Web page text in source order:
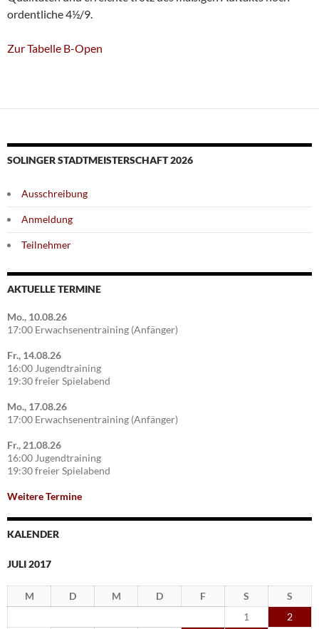
ordentliche 4½/9.
Zur Tabelle B-Open
SOLINGER STADTMEISTERSCHAFT 2026
Ausschreibung
Anmeldung
Teilnehmer
AKTUELLE TERMINE
Mo., 10.08.26
17:00 Erwachsenentraining (Anfänger)
Fr., 14.08.26
16:00 Jugendtraining
19:30 freier Spielabend
Mo., 17.08.26
17:00 Erwachsenentraining (Anfänger)
Fr., 21.08.26
16:00 Jugendtraining
19:30 freier Spielabend
Weitere Termine
KALENDER
JULI 2017
M D M D F S
S
1
2